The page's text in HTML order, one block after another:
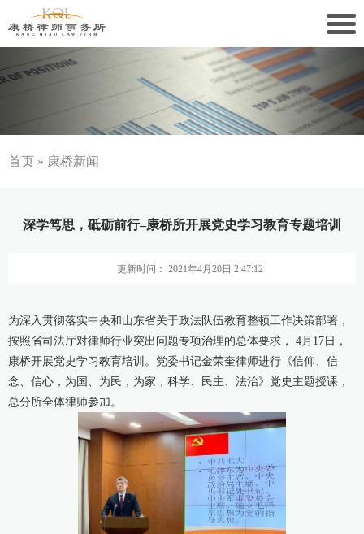
关于康桥
康桥文化
康桥党建
业务领域
社会责任
康桥法治研究院
首页 » 康桥新闻
深学笃思，砥砺前行–康桥所开展党史学习教育专题培训
更新时间： 2021年4月20日 2:47:12
为深入贯彻落实中央和山东省关于政法队伍教育整顿工作决策部署，
按照省司法厅对律师行业突出问题专项治理的总体要求， 4月17日，
康桥开展党史学习教育培训。党委书记金荣奎律师进行《信仰、信
念、信心，为国、为民，为家，科学、民主、法治》党史主题授课，
总分所全体律师参加。